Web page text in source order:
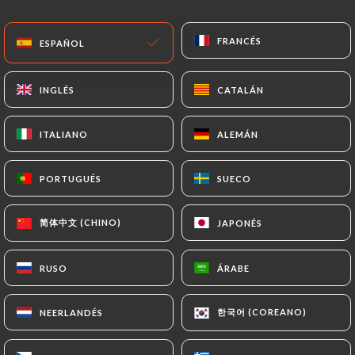
ESPAÑOL FRANCÉS
INGLÉS CATALÁN
ITALIANO ALEMÁN
PORTUGUÉS SUECO
简体中文 (CHINO) JAPONÉS
RUSO ÁRABE
NEERLANDÉS 한국어 (COREANO)
INICIO/CONTACTO
Contacto
Bistro 79
ESPAÑOL FRANCÉS
INGLÉS CATALÁN
ITALIANO ALEMÁN
PORTUGUÉS SUECO
简体中文 (CHINO) JAPONÉS
RUSO ÁRABE
NEERLANDÉS 한국어 (COREANO)